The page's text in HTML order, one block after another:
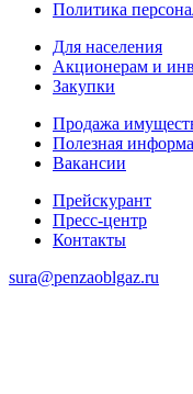
Политика
Для населения
Акционерам и
Закупки
Продажа
Полезная
Вакансии
Прейскурант
Пресс-центр
Контакты
sura@penzaoblgaz.ru